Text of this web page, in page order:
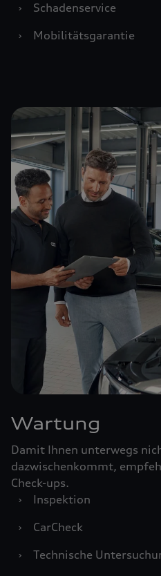
›
Schadenservice
›
Mobilitätsgarantie
Wartung
Damit Ihnen unterwegs
dazwischenkommt,
Check-ups.
›
Inspektion
›
CarCheck
›
Technische